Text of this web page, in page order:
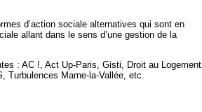
d’action sociale alternatives qui sont en
allant dans le sens d’une gestion de la
: AC !, Act Up-Paris, Gisti, Droit au Logement,
Marne-la-Vallée, etc.